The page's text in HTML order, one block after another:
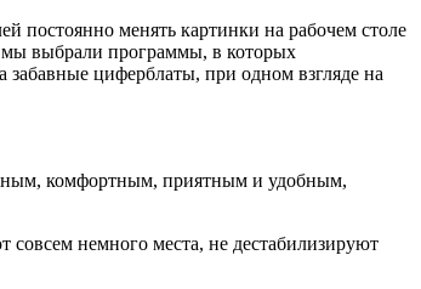
постоянно менять картинки на рабочем столе
мы выбрали программы, в которых
циферблаты, при одном взгляде на
комфортным, приятным и удобным,
немного места, не дестабилизируют